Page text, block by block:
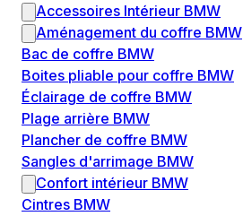
Accessoires Intérieur BMW
Aménagement du coffre BMW
Bac de coffre BMW
Boites pliable pour coffre BMW
Éclairage de coffre BMW
Plage arrière BMW
Plancher de coffre BMW
Sangles d'arrimage BMW
Confort intérieur BMW
Cintres BMW